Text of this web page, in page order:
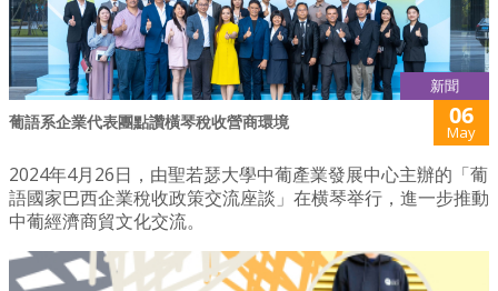
新聞
葡語系企業代表團點讚橫琴稅收營商環境 06
May
2024年4月26日，由聖若瑟大學中葡產業發展中心主辦的「葡
語國家巴西企業稅收政策交流座談」在横琴举行，進一步推動
中葡經濟商貿文化交流。